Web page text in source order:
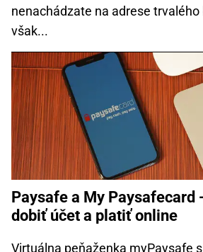
nenachádzate na adrese
však...
Paysafe a My Paysafecard
dobiť účet a platiť online
Virtuálna peňaženka myPaysafe